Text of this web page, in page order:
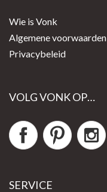
Wie is Vonk
Algemene voorwaarden
Privacybeleid
VOLG VONK OP…
SERVICE